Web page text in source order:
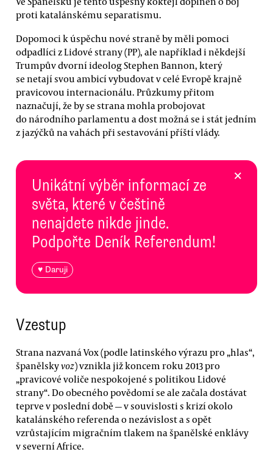
proti katalánskému separatismu.
Dopomoci k úspěchu nové straně by měli pomoci
odpadlíci z Lidové strany (PP), ale například i někdejší
Trumpův dvorní ideolog Stephen Bannon, který
se netají svou ambicí vybudovat v celé Evropě krajně
pravicovou internacionálu. Průzkumy přitom
naznačují, že by se strana mohla probojovat
do národního parlamentu a dost možná se i stát jedním
z jazýčků na vahách při sestavování příští vlády.
Unikátní výběr informací ze
světa, které v češtině
nenajdete nikde jinde.
Podpořte Deník Referendum!
♥ Daruji
×
Vzestup
Strana nazvaná Vox (podle latinského výrazu pro „hlas“,
španělskyvoz) vznikla již koncem roku 2013 pro
„pravicové voliče nespokojené s politikou Lidové
strany“. Do obecného povědomí se ale začala dostávat
teprve v poslední době — v souvislosti s krizí okolo
katalánského referenda o nezávislost a s opět
vzrůstajícím migračním tlakem na španělské enklávy
v severní Africe.